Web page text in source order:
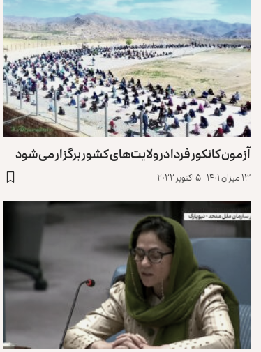
آزمون کانکور فردا در ولایت‌های کشور برگزار می‌شود
۱۳ میزان ۱۴۰۱ - ۵ اکتوبر ۲۰۲۲